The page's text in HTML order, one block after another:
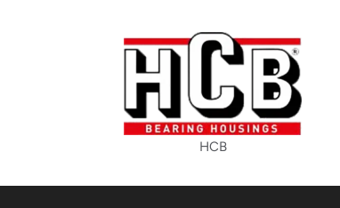
HCB